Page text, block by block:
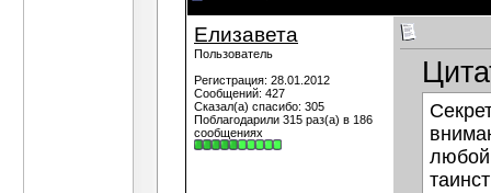
Елизавета
Пользователь
Регистрация: 28.01.2012
Сообщений: 427
Сказал(а) спасибо: 305
Поблагодарили 315 раз(а) в 186
сообщениях